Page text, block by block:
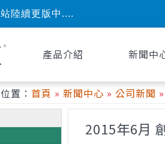
陸續更版中....
產品介紹 新聞中
置： 首頁 » 新聞中心 » 公司新聞 »
2015年6月